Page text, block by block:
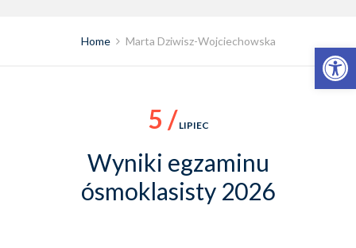
Otwórz pasek narzędzi
Home Marta Dziwisz-Wojciechowska
5 / LIPIEC
Wyniki egzaminu
ósmoklasisty 2026